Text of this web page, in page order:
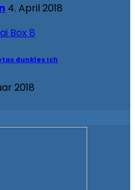
4. April 2018
dunkles Ich
2018